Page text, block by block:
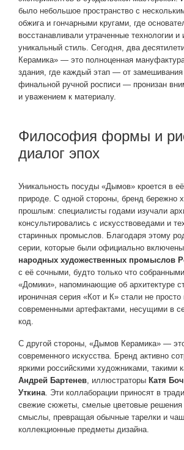
было небольшое пространство с
обжига и гончарными кругами, где
восстанавливали утраченные технологии и
уникальный стиль. Сегодня, два
Керамика» — это полноценная
здания, где каждый этап — от
финальной ручной росписи — пронизан
и уважением к материалу.
Философия формы и
диалог эпох
Уникальность посуды «Дымов» кроется в
природе. С одной стороны, бренд бережно
прошлым: специалисты годами изучали
консультировались с искусствоведами и
старинных промыслов. Благодаря этому
серии, которые были официально
народных художественных промыслов
с её сочными, будто только что
«Домики», напоминающие об архитектуре
ироничная серия «Кот и К» стали не
современными артефактами, несущими в
код.
С другой стороны, «Дымов Керамика» —
современного искусства. Бренд активно
яркими российскими художниками, такими
Андрей Бартенев , иллюстраторы Катя
Уткина . Эти коллаборации приносят в
свежие сюжеты, смелые цветовые решения
смыслы, превращая обычные тарелки и
коллекционные предметы дизайна.